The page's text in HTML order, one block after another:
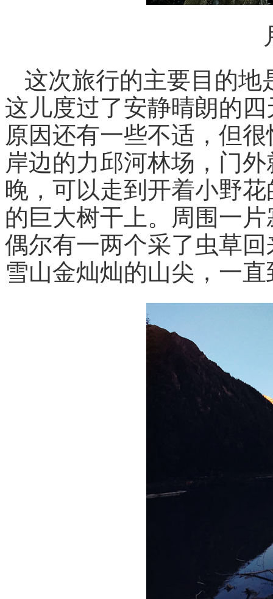
这次旅行的主要目的地
这儿度过了安静晴朗的
原因还有一些不适，但
岸边的力邱河林场，门
晚，可以走到开着小野
的巨大树干上。周围一
偶尔有一两个采了虫草
雪山金灿灿的山尖，一